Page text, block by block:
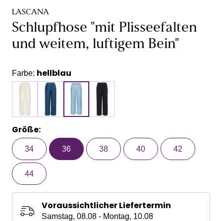
LASCANA
Schlupfhose "mit Plisseefalten
und weitem, luftigem Bein"
Farbe: hellblau
Größe:
34 36 38 40 42
44
Voraussichtlicher Liefertermin
Samstag, 08.08 - Montag, 10.08